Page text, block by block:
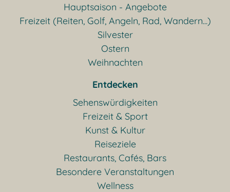
Hauptsaison - Angebote
Freizeit (Reiten, Golf, Angeln, Rad, Wandern...)
Silvester
Ostern
Weihnachten
Entdecken
Sehenswürdigkeiten
Freizeit & Sport
Kunst & Kultur
Reiseziele
Restaurants, Cafés, Bars
Besondere Veranstaltungen
Wellness